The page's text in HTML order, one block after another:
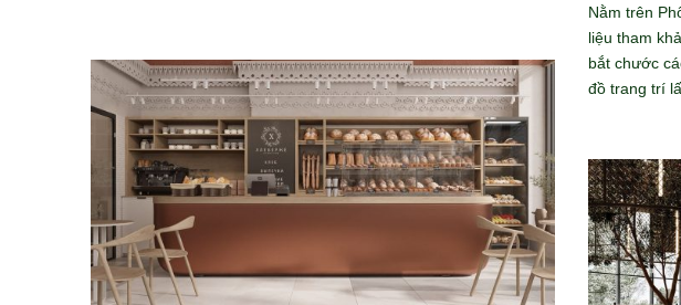
Nằm trên
liệu tham
bắt chước
đồ trang trí